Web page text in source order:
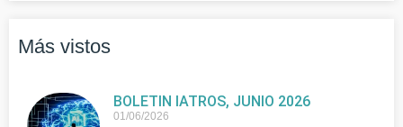
Más vistos
BOLETIN IATROS, JUNIO 2026
01/06/2026